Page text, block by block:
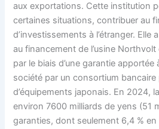
aux exportations. Cette institution
certaines situations, contribuer au
d’investissements à l’étranger. Elle
au financement de l’usine
par le biais d’une garantie
société par un consortium bancaire
d’équipements japonais. En 2024,
environ 7600 milliards de yens (51
garanties, dont seulement 6,4 %